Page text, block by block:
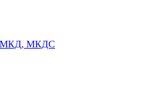
МКД, МКДС